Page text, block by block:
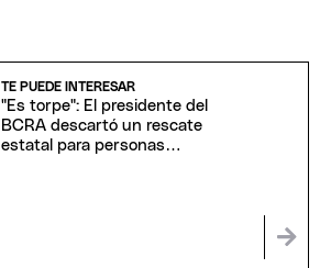
TE PUEDE INTERESAR
"Es torpe": El presidente del
BCRA descartó un rescate
estatal para personas